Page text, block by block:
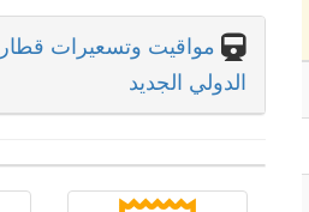
مواقيت وتسعيرات قطار
الدولي الجديد